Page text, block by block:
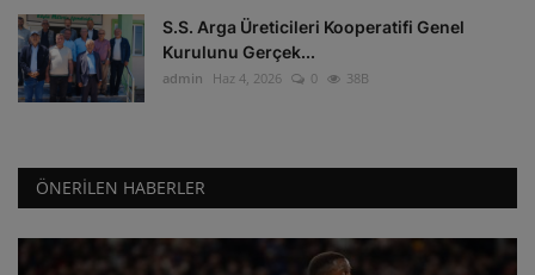
S.S. Arga Üreticileri Kooperatifi Genel
Kurulunu Gerçek...
admin Haz 4, 2026 0 38B
ÖNERILEN HABERLER